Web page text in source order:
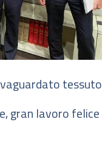
tessuto
gran lavoro felice